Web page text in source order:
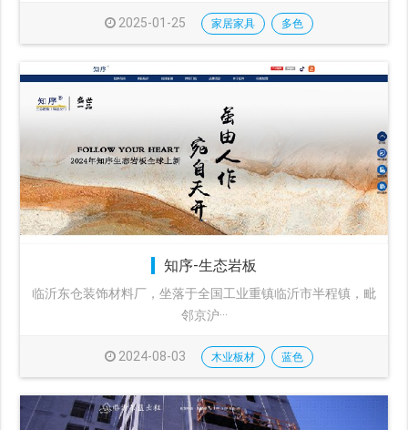
2025-01-25 家居家具 多色
知序-生态岩板
临沂东仓装饰材料厂，坐落于全国工业重镇临沂市半程镇，毗
邻京沪···
2024-08-03 木业板材 蓝色